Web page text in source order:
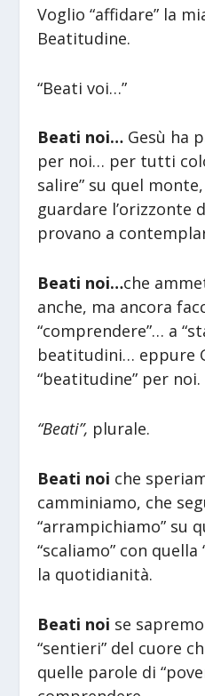
Voglio “affidare” la
Beatitudine.
“Beati voi…”
Beati noi… Gesù ha
per noi… per tutti
salire” su quel
guardare l’orizzonte
provano a
Beati noi…che
anche, ma ancora
“comprendere”… a
beatitudini… eppure
“beatitudine” per noi.
“Beati”, plurale.
Beati noi che
camminiamo, che
“arrampichiamo” su
“scaliamo” con
la quotidianità.
Beati noi se
“sentieri” del cuore
quelle parole di